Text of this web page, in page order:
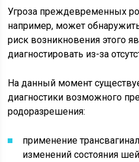
Угроза преждевременных
например, может
риск возникновения этого
диагностировать из-за
На данный момент
диагностики возможного
родоразрешения:
применение
изменений состояния